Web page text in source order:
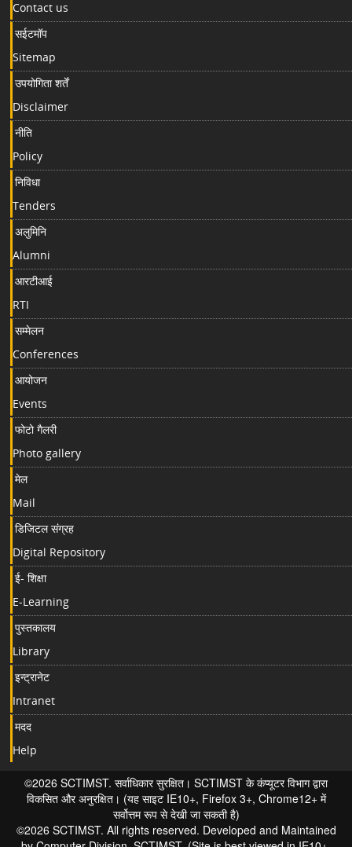
Contact us
सईटमॉप
Sitemap
उपयोगिता शर्तें
Disclaimer
नीति
Policy
निविधा
Tenders
अलुमिनि
Alumni
आरटीआई
RTI
सम्मेलन
Conferences
आयोजन
Events
फोटो गैलरी
Photo gallery
मेल
Mail
डिजिटल संग्रह
Digital Repository
ई- शिक्षा
E-Learning
पुस्तकालय
Library
इन्ट्रानेट
Intranet
मदद
Help
©2026 SCTIMST. सर्वाधिकार सुरक्षित। SCTIMST के कंप्यूटर विभाग द्वारा
विकसित और अनुरक्षित। (यह साइट IE10+, Firefox 3+, Chrome12+ में
सर्वोत्तम रूप से देखी जा सकती है)
©2026 SCTIMST. All rights reserved. Developed and Maintained